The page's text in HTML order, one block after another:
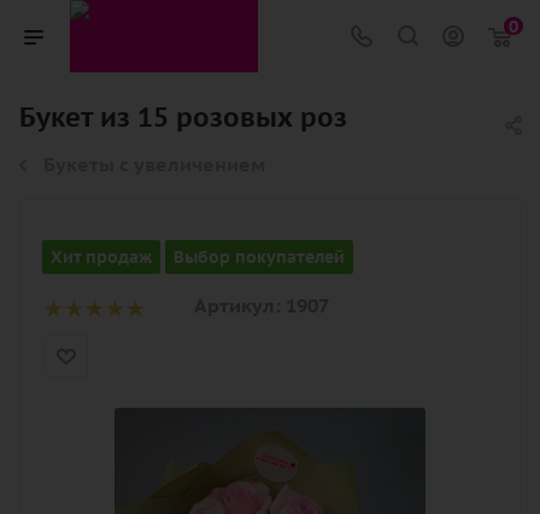
0
Букет из 15 розовых роз
Хит продаж Выбор покупателей